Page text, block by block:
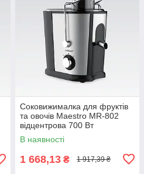
Соковижималка для фруктів
та овочів Maestro MR-802
відцентрова 700 Вт
електрична
В наявності
1 668,13 ₴ 1 917,39 ₴